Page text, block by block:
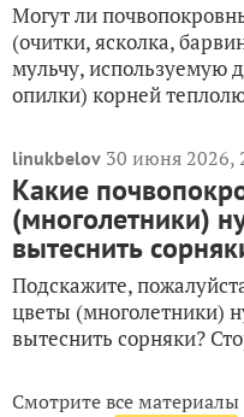
Могут ли
(очитки, ясколка,
мульчу, используемую
опилки) корней
linukbelov 30 июня 2026,
Какие
(многолетники)
вытеснить
Подскажите,
цветы (многолетники)
вытеснить сорняки?
Смотрите все материалы